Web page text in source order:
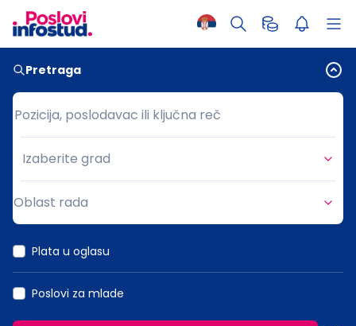
Pretraga
Pozicija, poslodavac ili ključna reč
Pozicija, poslodavac ili ključna reč
Grad
Izaberite grad
Oblast rada
Plata u oglasu
Poslovi za mlade